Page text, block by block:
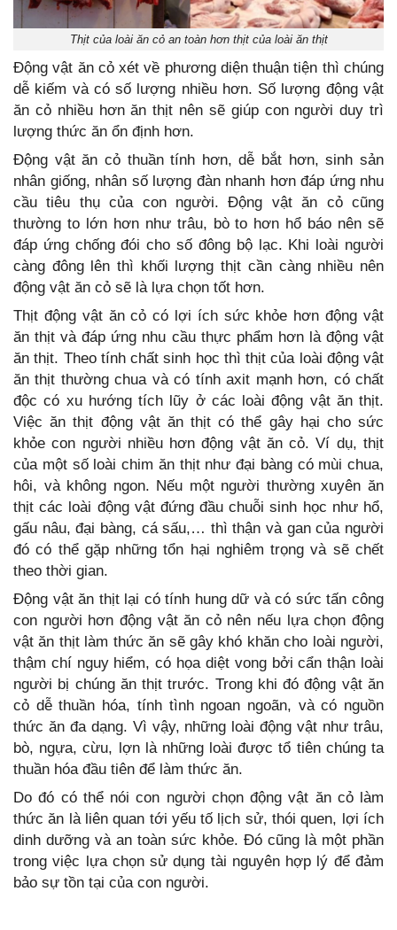
Thịt của loài ăn cỏ an toàn hơn thịt của loài ăn thịt
Động vật ăn cỏ xét về phương diện thuận tiện thì chúng
dễ kiếm và có số lượng nhiều hơn. Số lượng động vật
ăn cỏ nhiều hơn ăn thịt nên sẽ giúp con người duy trì
lượng thức ăn ổn định hơn.
Động vật ăn cỏ thuần tính hơn, dễ bắt hơn, sinh sản
nhân giống, nhân số lượng đàn nhanh hơn đáp ứng nhu
cầu tiêu thụ của con người. Động vật ăn cỏ cũng
thường to lớn hơn như trâu, bò to hơn hổ báo nên sẽ
đáp ứng chống đói cho số đông bộ lạc. Khi loài người
càng đông lên thì khối lượng thịt cần càng nhiều nên
động vật ăn cỏ sẽ là lựa chọn tốt hơn.
Thịt động vật ăn cỏ có lợi ích sức khỏe hơn động vật
ăn thịt và đáp ứng nhu cầu thực phẩm hơn là động vật
ăn thịt. Theo tính chất sinh học thì thịt của loài động vật
ăn thịt thường chua và có tính axit mạnh hơn, có chất
độc có xu hướng tích lũy ở các loài động vật ăn thịt.
Việc ăn thịt động vật ăn thịt có thể gây hại cho sức
khỏe con người nhiều hơn động vật ăn cỏ. Ví dụ, thịt
của một số loài chim ăn thịt như đại bàng có mùi chua,
hôi, và không ngon. Nếu một người thường xuyên ăn
thịt các loài động vật đứng đầu chuỗi sinh học như hổ,
gấu nâu, đại bàng, cá sấu,… thì thận và gan của người
đó có thể gặp những tổn hại nghiêm trọng và sẽ chết
theo thời gian.
Động vật ăn thịt lại có tính hung dữ và có sức tấn công
con người hơn động vật ăn cỏ nên nếu lựa chọn động
vật ăn thịt làm thức ăn sẽ gây khó khăn cho loài người,
thậm chí nguy hiểm, có họa diệt vong bởi cẩn thận loài
người bị chúng ăn thịt trước. Trong khi đó động vật ăn
cỏ dễ thuần hóa, tính tình ngoan ngoãn, và có nguồn
thức ăn đa dạng. Vì vậy, những loài động vật như trâu,
bò, ngựa, cừu, lợn là những loài được tổ tiên chúng ta
thuần hóa đầu tiên để làm thức ăn.
Do đó có thể nói con người chọn động vật ăn cỏ làm
thức ăn là liên quan tới yếu tố lịch sử, thói quen, lợi ích
dinh dưỡng và an toàn sức khỏe. Đó cũng là một phần
trong việc lựa chọn sử dụng tài nguyên hợp lý để đảm
bảo sự tồn tại của con người.